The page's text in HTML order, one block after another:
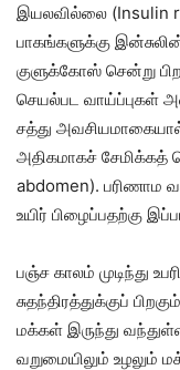
இயலவில்லை (Insulin
பாகங்களுக்கு
குளுக்கோஸ் சென்று
செயல்பட வாய்ப்புகள்
சத்து
அதிகமாகச் சேமிக்கத்
abdomen). பரிணாம
உயிர் பிழைப்பதற்கு
பஞ்ச காலம் முடிந்து
சுதந்திரத்துக்குப்
மக்கள் இருந்து
வறுமையிலும் உழலும்